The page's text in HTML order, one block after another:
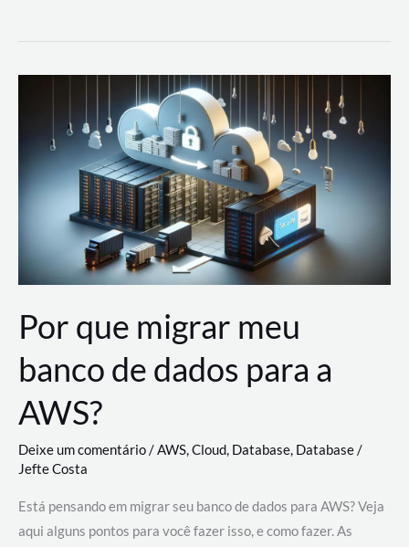
Soluções
AWS
Por que migrar meu
banco de dados para a
AWS?
Deixe um comentário/AWS,Cloud, Database, Database/
Jefte Costa
Está pensando em migrar seu banco de dados para AWS? Veja
aqui alguns pontos para você fazer isso, e como fazer. As